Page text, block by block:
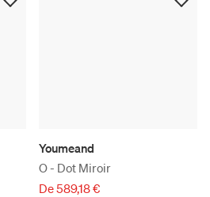
Youmeand
O - Dot Miroir
De 589,18 €